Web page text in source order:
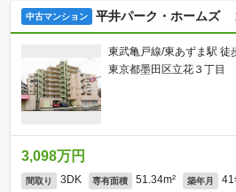
中古マンション 平井パーク・ホームズ
東武亀戸線/東あずま駅 徒
東京都墨田区立花３丁目
3,098万円
間取り 3DK 専有面積 51.34m² 築年月 41